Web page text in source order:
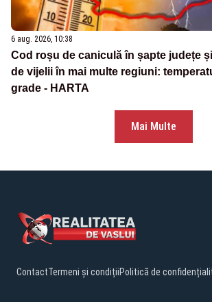
6 aug. 2026, 10:38
Cod roșu de caniculă în șapte județe
de vijelii în mai multe regiuni:
grade - HARTA
Mai Multe
ContactTermeni și condițiiPolitică de